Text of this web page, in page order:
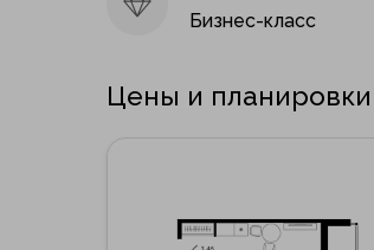
Бизнес-класс
Цены и планировки